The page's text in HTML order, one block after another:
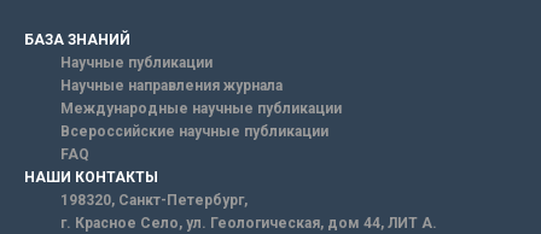
БАЗА ЗНАНИЙ
Научные публикации
Научные направления журнала
Международные научные публикации
Всероссийские научные публикации
FAQ
НАШИ КОНТАКТЫ
198320, Санкт-Петербург,
г. Красное Село, ул. Геологическая, дом 44, ЛИТ А.